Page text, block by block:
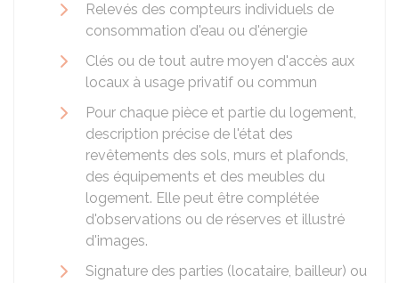
Relevés des compteurs individuels de
consommation d'eau ou d'énergie
Clés ou de tout autre moyen d'accès aux
locaux à usage privatif ou commun
Pour chaque pièce et partie du logement,
description précise de l'état des
revêtements des sols, murs et plafonds,
des équipements et des meubles du
logement. Elle peut être complétée
d'observations ou de réserves et illustré
d'images.
Signature des parties (locataire, bailleur) ou